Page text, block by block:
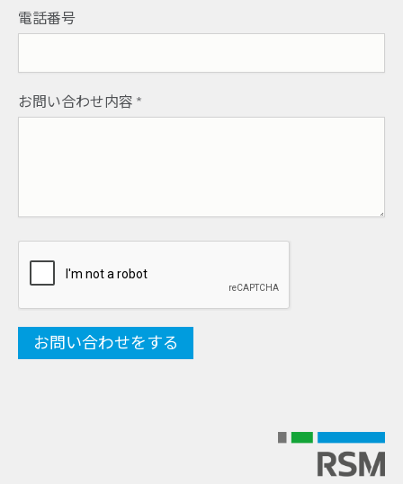
電話番号
お問い合わせ内容 *